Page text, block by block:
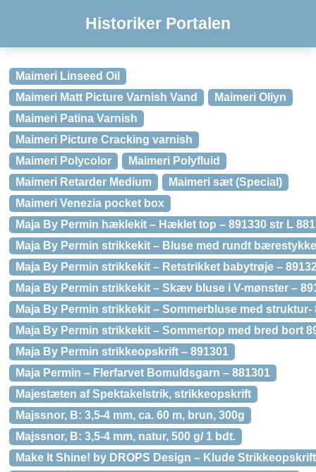
Historiker Portalen
Maimeri Linseed Oil
Maimeri Matt Picture Varnish Vand
Maimeri Oliyn
Maimeri Patina Varnish
Maimeri Picture Cracking varnish
Maimeri Polycolor
Maimeri Polyfluid
Maimeri Retarder Medium
Maimeri sæt (Special)
Maimeri Venezia pocket box
Maja By Permin hæklekit – Hæklet top – 891330 str L
Maja By Permin strikkekit – Bluse med rundt bærestykke
Maja By Permin strikkekit – Retstrikket babytrøje –
Maja By Permin strikkekit – Skæv bluse i V-mønster –
Maja By Permin strikkekit – Sommerbluse med
Maja By Permin strikkekit – Sommertop med bred bort
Maja By Permin strikkeopskrift – 891301
Maja Permin – Flerfarvet Bomuldsgarn – 881301
Majestæten af Spektakelstrik, strikkeopskrift
Majssnor, B: 3,5-4 mm, ca. 60 m, brun, 300g
Majssnor, B: 3,5-4 mm, natur, 500 g/ 1 bdt.
Make It Shine! by DROPS Design – Klude